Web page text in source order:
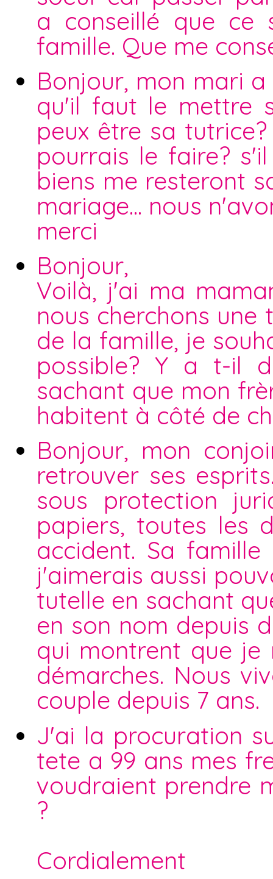
a conseillé que ce
famille. Que me
Bonjour, mon mari
qu'il faut le mettre
peux être sa
pourrais le faire?
biens me resteront
mariage... nous
merci
Bonjour,
Voilà, j'ai ma
nous cherchons une
de la famille, je
possible? Y a t-il
sachant que mon
habitent à côté de
Bonjour, mon
retrouver ses
sous protection
papiers, toutes les
accident. Sa
j'aimerais aussi
tutelle en sachant
en son nom depuis
qui montrent que je
démarches. Nous
couple depuis 7 ans.
J'ai la procuration
tete a 99 ans mes
voudraient prendre
?
Cordialement